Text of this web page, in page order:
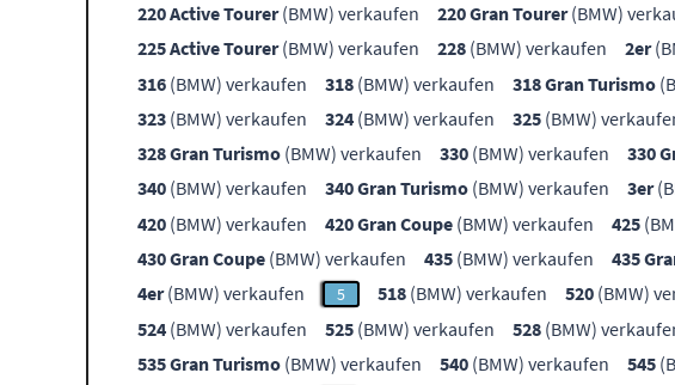
220 Active Tourer(BMW) verkaufen 220 Gran Tourer(BMW)
225 Active Tourer(BMW) verkaufen 228 (BMW) verkaufen 2er
316 (BMW) verkaufen 318 (BMW) verkaufen 318 Gran Turismo
323 (BMW) verkaufen 324 (BMW) verkaufen 325 (BMW)
328 Gran Turismo (BMW) verkaufen 330 (BMW) verkaufen 330
340 (BMW) verkaufen 340 Gran Turismo (BMW) verkaufen 3er
420 (BMW) verkaufen 420 Gran Coupe (BMW) verkaufen 425
430 Gran Coupe (BMW) verkaufen 435 (BMW) verkaufen 435
4er(BMW) verkaufen 5 518 (BMW) verkaufen 520 (BMW)
524 (BMW) verkaufen 525 (BMW) verkaufen 528 (BMW)
535 Gran Turismo (BMW) verkaufen 540 (BMW) verkaufen 545